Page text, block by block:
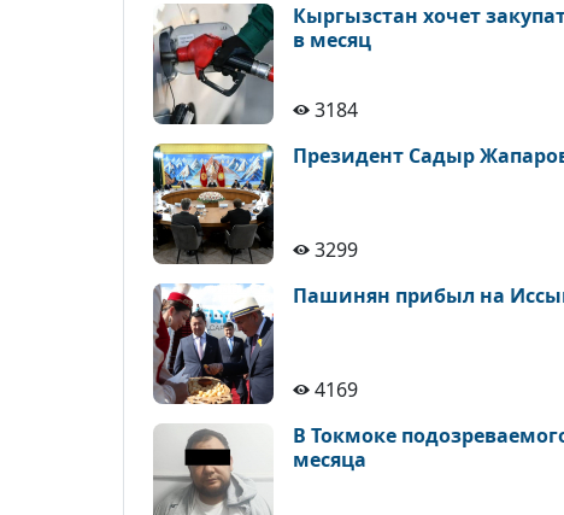
Кыргызстан хочет
в месяц
3184
Президент Садыр
3299
Пашинян прибыл на
4169
В Токмоке
месяца